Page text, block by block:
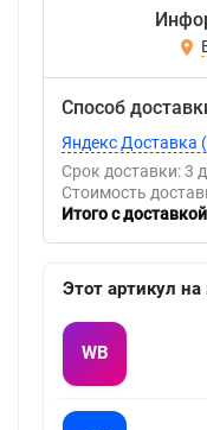
Способ
Яндекс Доставка
Срок доставки: 3
Стоимость
Итого с
Этот артикул
WB